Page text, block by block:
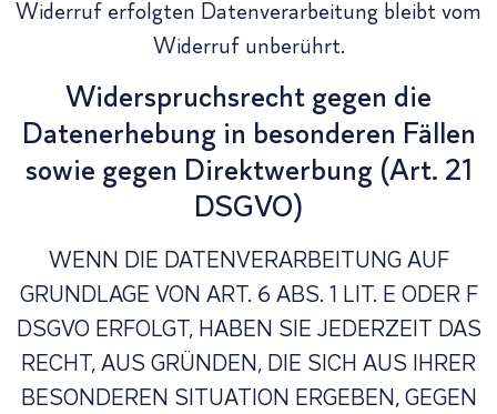
Widerruf erfolgten Datenverarbeitung bleibt vom
Widerruf unberührt.
Widerspruchsrecht gegen die
Datenerhebung in besonderen Fällen
sowie gegen Direktwerbung (Art. 21
DSGVO)
WENN DIE DATENVERARBEITUNG AUF
GRUNDLAGE VON ART. 6 ABS. 1 LIT. E ODER F
DSGVO ERFOLGT, HABEN SIE JEDERZEIT DAS
RECHT, AUS GRÜNDEN, DIE SICH AUS IHRER
BESONDEREN SITUATION ERGEBEN, GEGEN